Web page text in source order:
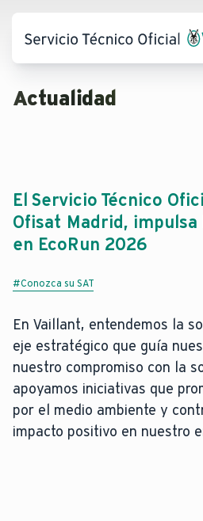
Actualidad
El Servicio Técnico
Ofisat Madrid,
en EcoRun 2026
#Conozca su SAT
En Vaillant, entendemos la
eje estratégico que guía
nuestro compromiso con la
apoyamos iniciativas que
por el medio ambiente y
impacto positivo en nuestro